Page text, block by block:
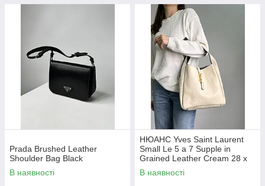
Prada Brushed Leather
Shoulder Bag Black
В наявності
НЮАНС Yves Saint Laurent
Small Le 5 a 7 Supple in
Grained Leather Cream 28 х
28 х 8 см
В наявності